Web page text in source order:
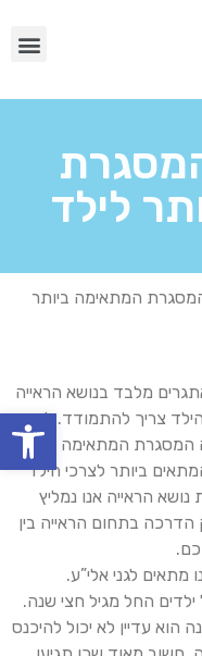
לילד
המתאימה ביותר
מלבד בנושא הראייה
צריך להתמודד. לכן,
המסגרת המתאימה ביותר.
ביותר לצרכי הילד
הראייה אנו נמליץ
בתחום הראייה בין
ילדים החל מגיל חצי שנה.
הוא עדיין לא יכול להיכנס